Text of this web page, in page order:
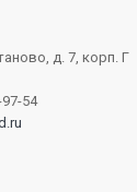
д. 7, корп. Г
54